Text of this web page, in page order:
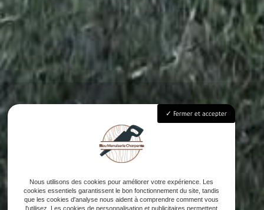
Fermer et accepter
Nous utilisons des cookies pour améliorer votre expérience. Les
cookies essentiels garantissent le bon fonctionnement du site, tandis
que les cookies d'analyse nous aident à comprendre comment vous
l'utilisez. Les cookies de personnalisation et publicitaires permettent